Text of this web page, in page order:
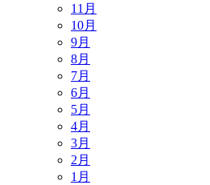
11月
10月
9月
8月
7月
6月
5月
4月
3月
2月
1月